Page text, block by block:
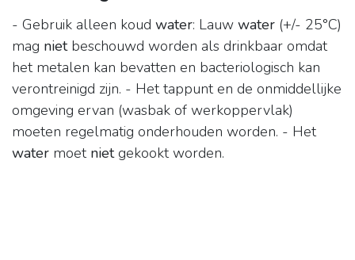
- Gebruik alleen koud water: Lauw water (+/- 25°C)
mag nietbeschouwd worden als drinkbaar omdat
het metalen kan bevatten en bacteriologisch kan
verontreinigd zijn. - Het tappunt en de onmiddellijke
omgeving ervan (wasbak of werkoppervlak)
moeten regelmatig onderhouden worden. - Het
water moet nietgekookt worden.